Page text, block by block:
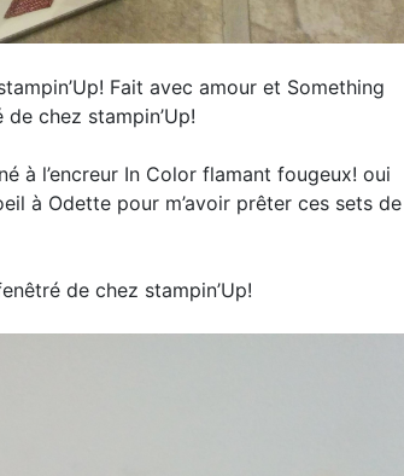
Fait avec amour et Something
chez stampin’Up!
à l’encreur In Color flamant fougeux! oui
à Odette pour m’avoir prêter ces sets de
de chez stampin’Up!